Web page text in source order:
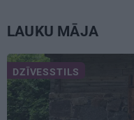
LAUKU MĀJA
DZĪVESSTILS